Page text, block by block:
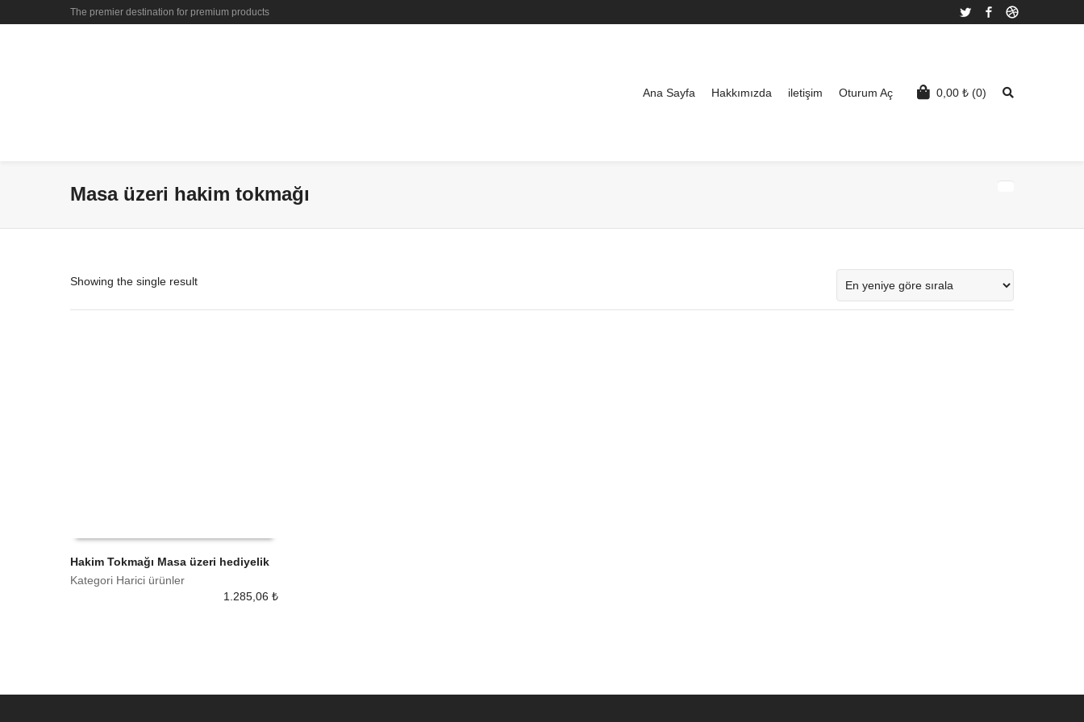
The premier destination for premium products Twitter Facebook
0,00 ₺ (0)
Ana Sayfa Hakkımızda iletişim Oturum Aç
Masa üzeri hakim tokmağı
Showing the single result
SEPETE EKLE
Hakim Tokmağı Masa üzeri hediyelik
Kategori Harici ürünler
1.285,06 ₺